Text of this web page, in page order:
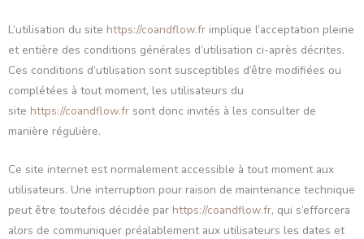
L’utilisation du site https://coandflow.fr implique l’acceptation pleine
et entière des conditions générales d’utilisation ci-après décrites.
Ces conditions d’utilisation sont susceptibles d’être modifiées ou
complétées à tout moment, les utilisateurs du
site https://coandflow.fr sont donc invités à les consulter de
manière régulière.
Ce site internet est normalement accessible à tout moment aux
utilisateurs. Une interruption pour raison de maintenance technique
peut être toutefois décidée par https://coandflow.fr, qui s’efforcera
alors de communiquer préalablement aux utilisateurs les dates et